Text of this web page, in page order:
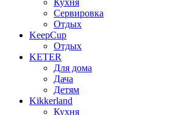
Кухня
Сервировка
Отдых
KeepCup
Отдых
KETER
Для дома
Дача
Детям
Kikkerland
Кухня